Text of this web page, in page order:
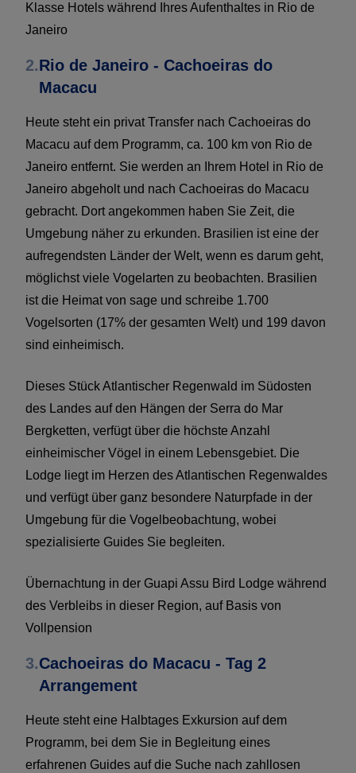
Klasse Hotels während Ihres Aufenthaltes in Rio de
Janeiro
2.Rio de Janeiro - Cachoeiras do
Macacu
Heute steht ein privat Transfer nach Cachoeiras do
Macacu auf dem Programm, ca. 100 km von Rio de
Janeiro entfernt. Sie werden an Ihrem Hotel in Rio de
Janeiro abgeholt und nach Cachoeiras do Macacu
gebracht. Dort angekommen haben Sie Zeit, die
Umgebung näher zu erkunden. Brasilien ist eine der
aufregendsten Länder der Welt, wenn es darum geht,
möglichst viele Vogelarten zu beobachten. Brasilien
ist die Heimat von sage und schreibe 1.700
Vogelsorten (17% der gesamten Welt) und 199 davon
sind einheimisch.
Dieses Stück Atlantischer Regenwald im Südosten
des Landes auf den Hängen der Serra do Mar
Bergketten, verfügt über die höchste Anzahl
einheimischer Vögel in einem Lebensgebiet. Die
Lodge liegt im Herzen des Atlantischen Regenwaldes
und verfügt über ganz besondere Naturpfade in der
Umgebung für die Vogelbeobachtung, wobei
spezialisierte Guides Sie begleiten.
Übernachtung in der Guapi Assu Bird Lodge während
des Verbleibs in dieser Region, auf Basis von
Vollpension
3.Cachoeiras do Macacu - Tag 2
Arrangement
Heute steht eine Halbtages Exkursion auf dem
Programm, bei dem Sie in Begleitung eines
erfahrenen Guides auf die Suche nach zahllosen